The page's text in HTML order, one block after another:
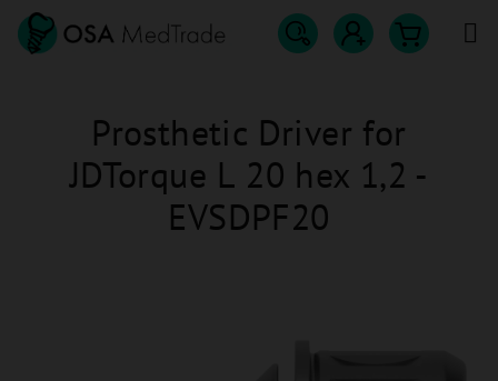
Přejít
obsah
Hledat
Prosthetic Driver for
JDTorque L 20 hex 1,2 -
EVSDPF20